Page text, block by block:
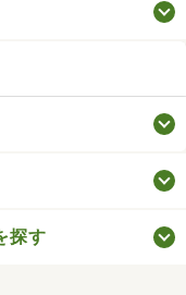
探す